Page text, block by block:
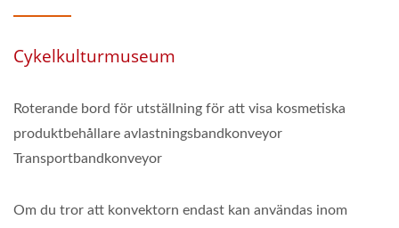
Cykelkulturmuseum
Roterande bord för utställning för att visa kosmetiska
produktbehållare avlastningsbandkonveyor
Transportbandkonveyor
Om du tror att konvektorn endast kan användas inom